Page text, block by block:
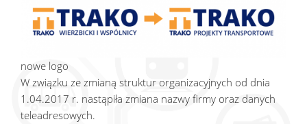
nowe logo
W związku ze zmianą struktur organizacyjnych od dnia
1.04.2017 r. nastąpiła zmiana nazwy firmy oraz danych
teleadresowych.